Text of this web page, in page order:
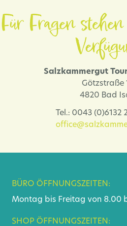
Für Fragen
Salzkammergut
Götzstraße
4820 Bad
Tel.: 0043 (0)6132
BÜRO ÖFFNUNGSZEITEN:
Montag bis Freitag von 8.00
SHOP ÖFFNUNGSZEITEN: